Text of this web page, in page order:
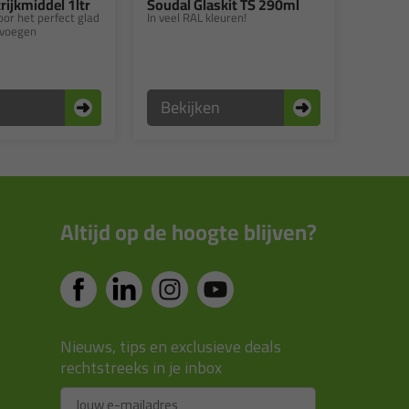
het perfect glad In veel RAL kleuren!
Bekijken
Altijd op de hoogte blijven?
Nieuws, tips en exclusieve deals
rechtstreeks in je inbox
Email